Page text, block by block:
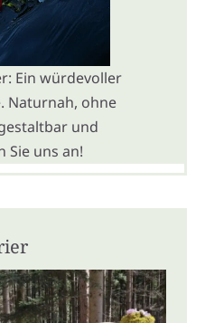
Ein würdevoller
Naturnah, ohne
und
Sie uns an!